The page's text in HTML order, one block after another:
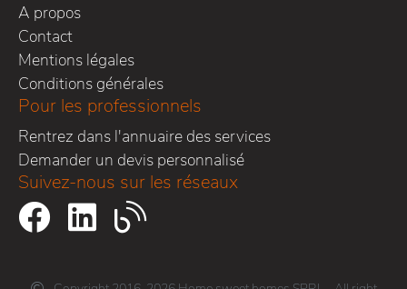
A propos
Contact
Mentions légales
Conditions générales
Pour les professionnels
Rentrez dans l'annuaire des services
Demander un devis personnalisé
Suivez-nous sur les réseaux